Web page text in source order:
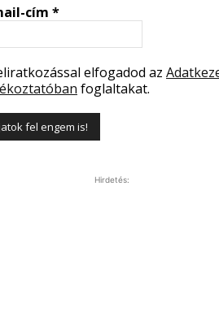
cím *
elfogadod az
foglaltakat.
Hirdetés: